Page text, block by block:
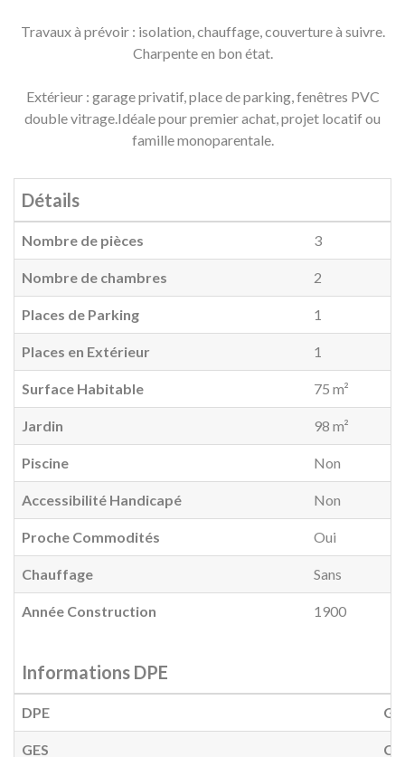
Travaux à prévoir : isolation, chauffage, couverture à suivre.
Charpente en bon état.
Extérieur : garage privatif, place de parking, fenêtres PVC
double vitrage.Idéale pour premier achat, projet locatif ou
famille monoparentale.
Détails
Nombre de pièces 3
Nombre de chambres 2
Places de Parking 1
Places en Extérieur 1
Surface Habitable 75 m²
Jardin 98 m²
Piscine Non
Accessibilité Handicapé Non
Proche Commodités Oui
Chauffage Sans
Année Construction 1900
Informations DPE
DPE G
GES C